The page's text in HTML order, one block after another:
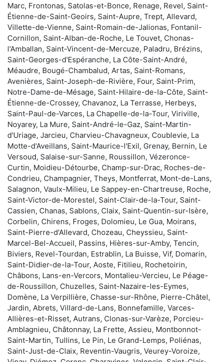
Marc, Frontonas, Satolas-et-Bonce, Renage, Revel, Saint-
Étienne-de-Saint-Geoirs, Saint-Aupre, Trept, Allevard,
Villette-de-Vienne, Saint-Romain-de-Jalionas, Fontanil-
Cornillon, Saint-Alban-de-Roche, Le Touvet, Chonas-
l'Amballan, Saint-Vincent-de-Mercuze, Paladru, Brézins,
Saint-Georges-d'Espéranche, La Côte-Saint-André,
Méaudre, Bougé-Chambalud, Artas, Saint-Romans,
Avenières, Saint-Joseph-de-Rivière, Four, Saint-Prim,
Notre-Dame-de-Mésage, Saint-Hilaire-de-la-Côte, Saint-
Étienne-de-Crossey, Chavanoz, La Terrasse, Herbeys,
Saint-Paul-de-Varces, La Chapelle-de-la-Tour, Viriville,
Noyarey, La Mure, Saint-André-le-Gaz, Saint-Martin-
d'Uriage, Jarcieu, Charvieu-Chavagneux, Coublevie, La
Motte-d'Aveillans, Saint-Maurice-l'Exil, Grenay, Bernin, Le
Versoud, Salaise-sur-Sanne, Roussillon, Vézeronce-
Curtin, Moidieu-Détourbe, Champ-sur-Drac, Roches-de-
Condrieu, Champagnier, Theys, Montferrat, Mont-de-Lans,
Salagnon, Vaulx-Milieu, Le Sappey-en-Chartreuse, Roche,
Saint-Victor-de-Morestel, Saint-Clair-de-la-Tour, Saint-
Cassien, Chanas, Sablons, Claix, Saint-Quentin-sur-Isère,
Corbelin, Chirens, Froges, Dolomieu, Le Gua, Moirans,
Saint-Pierre-d'Allevard, Chozeau, Cheyssieu, Saint-
Marcel-Bel-Accueil, Passins, Hières-sur-Amby, Tencin,
Biviers, Revel-Tourdan, Estrablin, La Buisse, Vif, Domarin,
Saint-Didier-de-la-Tour, Aoste, Fitilieu, Rochetoirin,
Châbons, Lans-en-Vercors, Montalieu-Vercieu, Le Péage-
de-Roussillon, Chuzelles, Saint-Nazaire-les-Eymes,
Domène, La Verpillière, Chasse-sur-Rhône, Pierre-Châtel,
Jardin, Abrets, Villard-de-Lans, Bonnefamille, Varces-
Allières-et-Risset, Autrans, Clonas-sur-Varèze, Porcieu-
Amblagnieu, Châtonnay, La Frette, Assieu, Montbonnot-
Saint-Martin, Tullins, Le Pin, Le Grand-Lemps, Poliénas,
Saint-Just-de-Claix, Reventin-Vaugris, Veurey-Voroize,